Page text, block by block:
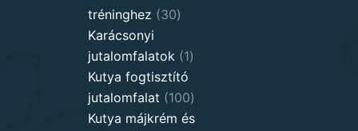
tréninghez
3030
Karácsonyi
jutalomfalatok
11
Kutya fogtisztító
jutalomfalat
100100
products
Kutya májkrém és